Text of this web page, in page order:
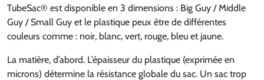
TubeSac® est disponible en 3 dimensions : Big Guy / Middle
Guy / Small Guy et le plastique peux être de différentes
couleurs comme : noir, blanc, vert, rouge, bleu et jaune.
La matière, d’abord. L’épaisseur du plastique (exprimée en
microns) détermine la résistance globale du sac. Un sac trop